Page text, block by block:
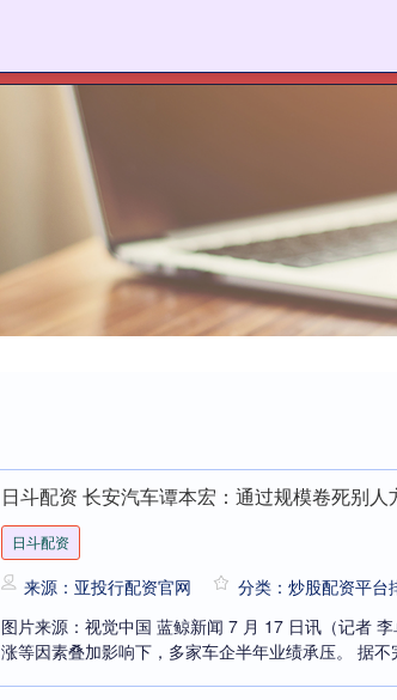
日斗配资 长安汽车谭本宏：通过规模卷死别人
日斗配资
来源：亚投行配资官网 分类：炒股配资平台
图片来源：视觉中国 蓝鲸新闻 7 月 17 日讯（记者
涨等因素叠加影响下，多家车企半年业绩承压。 据